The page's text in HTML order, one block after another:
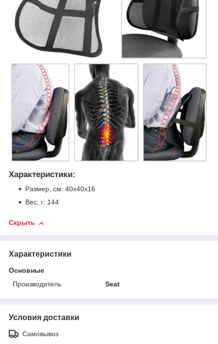
Характеристики:
Размер, см: 40х40х16
Вес, г: 144
Скрыть
Характеристики
Основные
Производитель
Seat
Условия доставки
Самовывоз